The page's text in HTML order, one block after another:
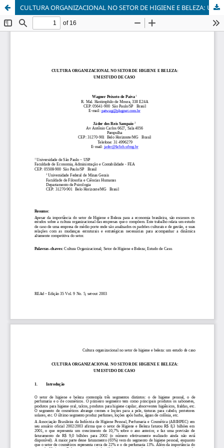
CULTURA ORGANIZACIONAL NO SETOR DE HIGIENE E BELEZA: UM ESTUDO DE CASO